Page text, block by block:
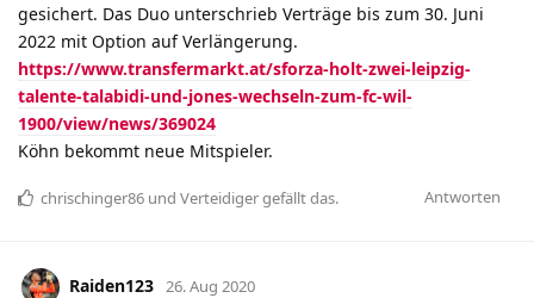
gesichert. Das Duo unterschrieb Verträge bis zum 30. Juni
2022 mit Option auf Verlängerung.
https://www.transfermarkt.at/sforza-holt-zwei-leipzig-
talente-talabidi-und-jones-wechseln-zum-fc-wil-
1900/view/news/369024
Köhn bekommt neue Mitspieler.
Antworten
chrischinger86 und Verteidigergefällt das.
Raiden123 26. Aug 2020